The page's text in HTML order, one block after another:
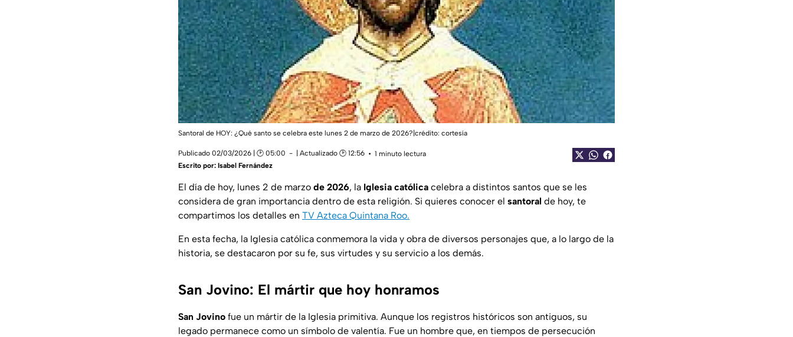
Santoral de HOY: ¿Qué santo se celebra este lunes 2 de marzo de 2026?|crédito: cortesía
Publicado 02/03/2026 | 🕑 05:00 | Actualizado 🕑 12:56
1 minuto lectura
Escrito por: Isabel Fernández
El día de hoy, lunes 2 de marzo de 2026, la Iglesia católica celebra a distintos santos que se les
considera de gran importancia dentro de esta religión. Si quieres conocer el santoral de hoy, te
compartimos los detalles en TV Azteca Quintana Roo.
En esta fecha, la Iglesia católica conmemora la vida y obra de diversos personajes que, a lo largo de la
historia, se destacaron por su fe, sus virtudes y su servicio a los demás.
San Jovino: El mártir que hoy honramos
San Jovino fue un mártir de la Iglesia primitiva. Aunque los registros históricos son antiguos, su
legado permanece como un símbolo de valentía. Fue un hombre que, en tiempos de persecución